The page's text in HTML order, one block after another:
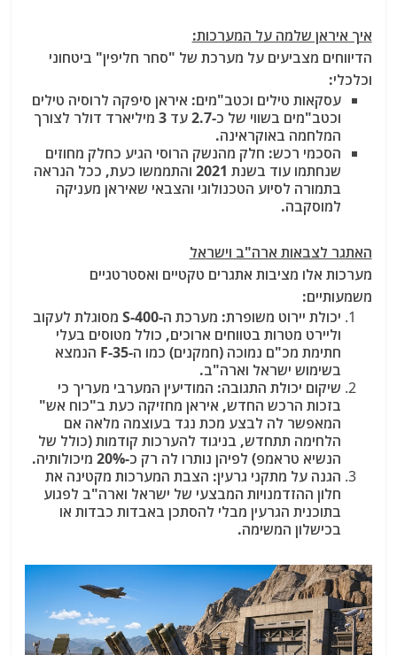
איך איראן שלמה על המערכות:
הדיווחים מצביעים על מערכת של "סחר חליפין" ביטחוני
וכלכלי:
עסקאות טילים וכטב"מים: איראן סיפקה לרוסיה טילים
וכטב"מים בשווי של כ-2.7 עד 3 מיליארד דולר
לצורך
המלחמה באוקראינה.
הסכמי רכש: חלק מהנשק הרוסי הגיע כחלק מחוזים
שנחתמו עוד בשנת 2021 והתממשו כעת, ככל הנראה
בתמורה לסיוע הטכנולוגי והצבאי שאיראן מעניקה
למוסקבה.
האתגר לצבאות ארה"ב וישראל
מערכות אלו מציבות אתגרים טקטיים ואסטרטגיים
משמעותיים:
יכולת יירוט משופרת:
מערכת ה-S-400 מסוגלת לעקוב
וליירט מטרות בטווחים ארוכים, כולל מטוסים בעלי
חתימת מכ"ם נמוכה (חמקנים) כמו ה-F-35
הנמצא
בשימוש ישראל וארה"ב.
שיקום יכולת התגובה: המודיעין המערבי מעריך כי
בזכות הרכש החדש, איראן מחזיקה כעת ב"כוח אש"
המאפשר לה לבצע מכת נגד בעוצמה מלאה אם
הלחימה תתחדש, בניגוד להערכות קודמות (כולל של
הנשיא טראמפ) לפיהן נותרו לה רק כ-20% מיכולותיה.
הגנה על מתקני גרעין: הצבת המערכות מקטינה את
חלון ההזדמנויות המבצעי של ישראל וארה"ב לפגוע
בתוכנית הגרעין מבלי להסתכן באבדות כבדות או
בכישלון המשימה.